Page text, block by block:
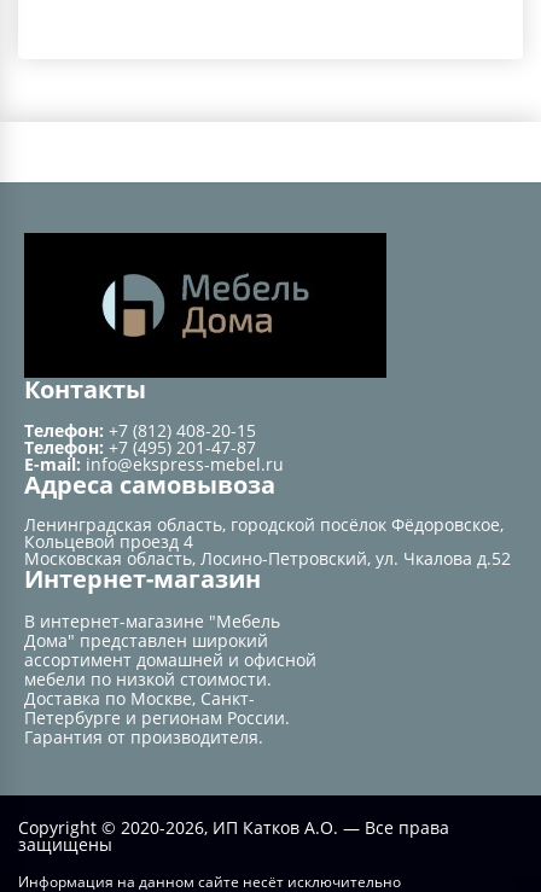
Контакты
Телефон: +7 (812) 408-20-15
Телефон: +7 (495) 201-47-87
E-mail: info@ekspress-mebel.ru
Адреса самовывоза
Ленинградская область, городской посёлок Фёдоровское,
Кольцевой проезд 4
Московская область, Лосино-Петровский, ул. Чкалова д.52
Интернет-магазин
В интернет-магазине "Мебель
Дома" представлен широкий
ассортимент домашней и офисной
мебели по низкой стоимости.
Доставка по Москве, Санкт-
Петербурге и регионам России.
Гарантия от производителя.
Copyright © 2020-2026, ИП Катков А.О. — Все права
защищены
Информация на данном сайте несёт исключительно